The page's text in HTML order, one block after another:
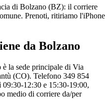
di Bolzano (BZ): il corriere
Prenoti, ritiriamo l'iPhone
da Bolzano
la sede principale di Via
(CO). Telefono 349 854
12:30 e 15:30-19:00,
medio di corriere da/per